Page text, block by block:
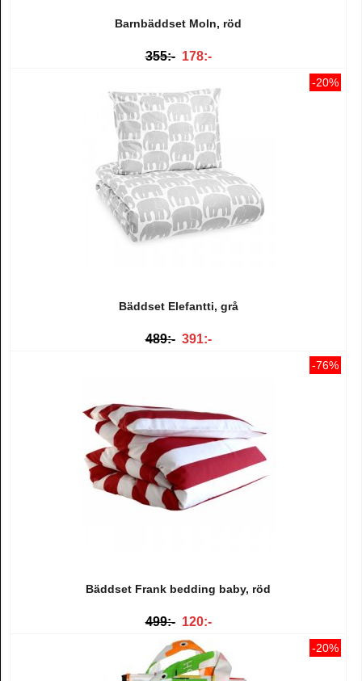
Barnbäddset Moln, röd
355:- 178:-
-20%
Bäddset Elefantti, grå
489:- 391:-
-76%
Bäddset Frank bedding baby, röd
499:- 120:-
-20%